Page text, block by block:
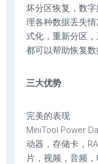
坏分区恢复，数
理各种数据丢失
式化，重新分区
都可以帮助恢复数
三大优势
完美的表现
MiniTool Power
动器，存储卡，
片，视频，音频